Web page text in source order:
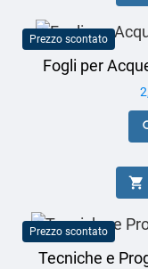
Prezzo scontato
Fogli per

Prezzo scontato
Tecniche e